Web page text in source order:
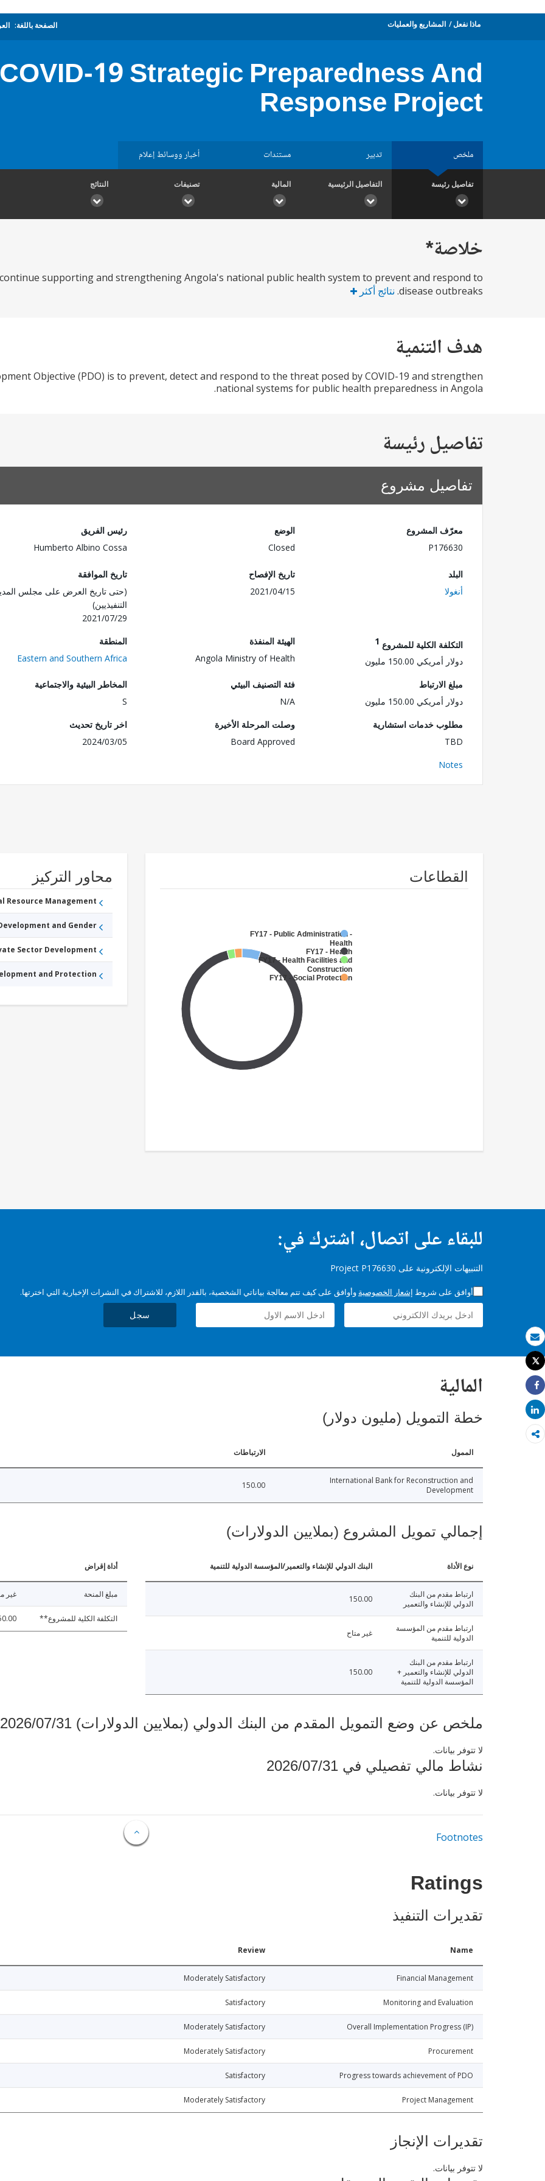
بريد الكتروني
طباعة
Tweet
Share
Share
ماذا نفعل المشاريع والعمليات الصفحة باللغة:
19 Strategic Preparedness And
Response Project
ملخص تدبير مستندات أخبار ووسائط إعلام
تفاصيل رئيسة التفاصيل الرئيسية المالية تصنيفات النتائج
خلاصة*
supporting and strengthening Angola's national public health system to prevent and respond to
disease outbreaks. نتائج أكثر
هدف التنمية
Objective (PDO) is to prevent, detect and respond to the threat posed by COVID-19 and strengthen
national systems for public health preparedness in Angola.
تفاصيل رئيسة
تفاصيل مشروع
معرّف المشروع
P176630
الوضع
Closed
رئيس الفريق
Humberto Albino Cossa
البلد
أنغولا
تاريخ الإفصاح
2021/04/15
تاريخ الموافقة
(حتى تاريخ العرض على مجلس
التنفيذيين)
2021/07/29
التكلفة الكلية للمشروع 1
دولار أمريكي 150.00 مليون
الهيئة المنفذة
Angola Ministry of Health
المنطقة
Eastern and Southern Africa
مبلغ الارتباط
دولار أمريكي 150.00 مليون
فئة التصنيف البيئي
N/A
المخاطر البيئية والاجتماعية
S
مطلوب خدمات استشارية
TBD
وصلت المرحلة الأخيرة
Board Approved
اخر تاريخ تحديث
2024/03/05
Notes
القطاعات
FY17 - Public Administration -
Health
FY17 - Health
FY17 - Health Facilities and
Construction
FY17 - Social Protection
محاور التركيز
Resource Management
and Gender
Sector Development
and Protection
للبقاء على اتصال، اشترك في:
التنبيهات الإلكترونية على Project P176630
أوافق على شروط إشعار الخصوصية وأوافق على كيف تتم معالجة بياناتي الشخصية، بالقدر اللازم، للاشتراك في النشرات الإخبارية التي اخترتها.
سجل
المالية
خطة التمويل (مليون دولار)
الممول الارتباطات
International Bank for Reconstruction and
Development
150.00
إجمالي تمويل المشروع (بملايين الدولارات)
نوع الأداة البنك الدولي للإنشاء والتعمير/المؤسسة الدولية للتنمية
ارتباط مقدم من البنك
الدولي للإنشاء والتعمير
150.00
ارتباط مقدم من المؤسسة
الدولية للتنمية
غير متاح
ارتباط مقدم من البنك
الدولي للإنشاء والتعمير +
المؤسسة الدولية للتنمية
150.00
أداة إقراض
مبلغ المنحة غير
التكلفة الكلية للمشروع**
ملخص عن وضع التمويل المقدم من البنك الدولي (بملايين الدولارات) 2026/07/31
لا تتوفر بيانات.
نشاط مالي تفصيلي في 2026/07/31
لا تتوفر بيانات.
Footnotes
Ratings
تقديرات التنفيذ
Name
Review
Financial Management
Moderately Satisfactory
Monitoring and Evaluation
Satisfactory
Overall Implementation Progress (IP)
Moderately Satisfactory
Procurement
Moderately Satisfactory
Progress towards achievement of PDO
Satisfactory
Project Management
Moderately Satisfactory
تقديرات الإنجاز
لا تتوفر بيانات.